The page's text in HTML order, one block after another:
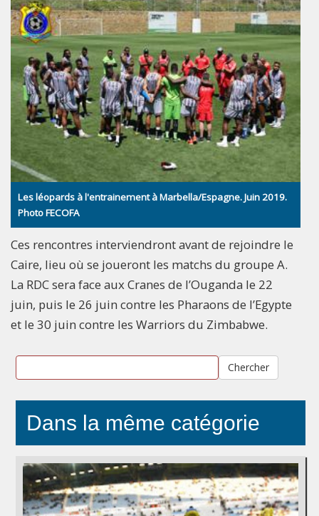
Les léopards à l'entrainement à Marbella/Espagne. Juin 2019.
Photo FECOFA
Ces rencontres interviendront avant de rejoindre le
Caire, lieu où se joueront les matchs du groupe A.
La RDC sera face aux Cranes de l’Ouganda le 22
juin, puis le 26 juin contre les Pharaons de l’Egypte
et le 30 juin contre les Warriors du Zimbabwe.
Chercher
Dans la même catégorie